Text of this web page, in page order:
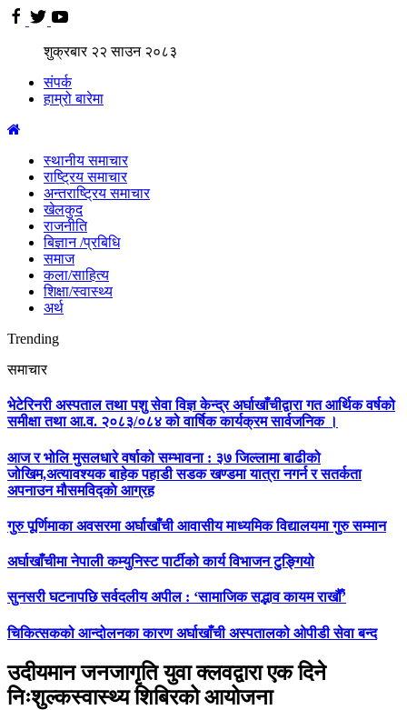
शुक्रबार २२साउन २०८३
संपर्क
हाम्रो बारेमा
स्थानीय समाचार
राष्ट्रिय समाचार
अन्तराष्ट्रिय समाचार
खेलकुद
राजनीति
बिज्ञान /प्रबिधि
समाज
कला/साहित्य
शिक्षा/स्वास्थ्य
अर्थ
Trending
समाचार
भेटेरिनरी अस्पताल तथा पशु सेवा विज्ञ केन्द्र अर्घाखाँचीद्वारा गत आर्थिक वर्षको
समीक्षा तथा आ.व. २०८३/०८४ को वार्षिक कार्यक्रम सार्वजनिक ।
आज र भोलि मुसलधारे वर्षाको सम्भावना : ३७ जिल्लामा बाढीको
जोखिम,अत्यावश्यक बाहेक पहाडी सडक खण्डमा यात्रा नगर्न र सतर्कता
अपनाउन मौसमविद्काे आग्रह
गुरु पूर्णिमाका अवसरमा अर्घाखाँची आवासीय माध्यमिक विद्यालयमा गुरु सम्मान
अर्घाखाँचीमा नेपाली कम्युनिस्ट पार्टीको कार्य विभाजन टुङ्गियो
सुनसरी घटनापछि सर्वदलीय अपील : ‘सामाजिक सद्भाव कायम राखौँ’
चिकित्सकको आन्दोलनका कारण अर्घाखाँची अस्पतालको ओपीडी सेवा बन्द
उदीयमान जनजागृति युवा क्लवद्वारा एक दिने
निःशुल्कस्वास्थ्य शिबिरको आयोजना